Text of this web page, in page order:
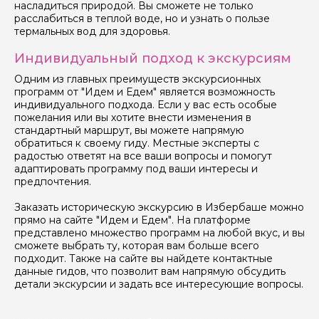
насладиться природой. Вы сможете не только
расслабиться в теплой воде, но и узнать о пользе
термальных вод для здоровья.
Индивидуальный подход к экскурсиям
Одним из главных преимуществ экскурсионных
программ от "Идем и Едем" является возможность
индивидуального подхода. Если у вас есть особые
пожелания или вы хотите внести изменения в
стандартный маршрут, вы можете напрямую
обратиться к своему гиду. Местные эксперты с
радостью ответят на все ваши вопросы и помогут
адаптировать программу под ваши интересы и
предпочтения.
Заказать историческую экскурсию в Избербаше можно
прямо на сайте "Идем и Едем". На платформе
представлено множество программ на любой вкус, и вы
сможете выбрать ту, которая вам больше всего
подходит. Также на сайте вы найдете контактные
данные гидов, что позволит вам напрямую обсудить
детали экскурсии и задать все интересующие вопросы.